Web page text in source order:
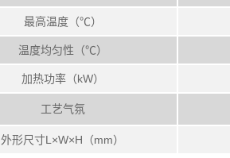
最高温度（℃）
温度均匀性（℃）
加热功率（kW）
工艺气氛
外形尺寸L×W×H（mm）